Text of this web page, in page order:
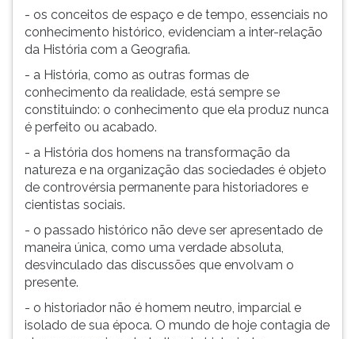
- os conceitos de espaço e de tempo, essenciais no
conhecimento histórico, evidenciam a inter-relação
da História com a Geografia.
- a História, como as outras formas de
conhecimento da realidade, está sempre se
constituindo: o conhecimento que ela produz nunca
é perfeito ou acabado.
- a História dos homens na transformação da
natureza e na organização das sociedades é objeto
de controvérsia permanente para historiadores e
cientistas sociais.
- o passado histórico não deve ser apresentado de
maneira única, como uma verdade absoluta,
desvinculado das discussões que envolvam o
presente.
- o historiador não é homem neutro, imparcial e
isolado de sua época. O mundo de hoje contagia de